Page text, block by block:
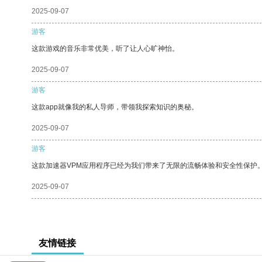
2025-09-07
游客
这款游戏的音乐非常优美，听了让人心旷神怡。
2025-09-07
游客
这款app就像我的私人导师，带领我探索知识的奥秘。
2025-09-07
游客
这款加速器VPM应用程序已经为我们带来了无限的流畅体验和安全性保护
2025-09-07
友情链接